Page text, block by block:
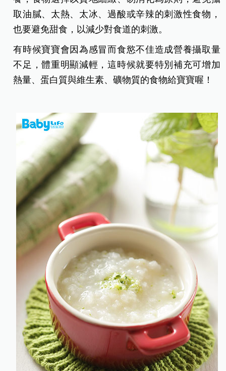
取油膩、太熱、太冰、過酸或辛辣的刺激性食物，
也要避免甜食，以減少對食道的刺激。
有時候寶寶會因為感冒而食慾不佳造成營養攝取量
不足，體重明顯減輕，這時候就要特別補充可增加
熱量、蛋白質與維生素、礦物質的食物給寶寶喔！